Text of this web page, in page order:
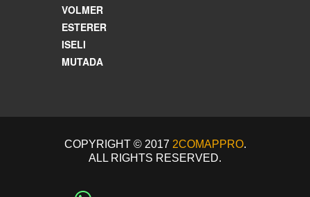
VOLMER
ESTERER
ISELI
MUTADA
COPYRIGHT © 2017 2COMAPPRO.
ALL RIGHTS RESERVED.